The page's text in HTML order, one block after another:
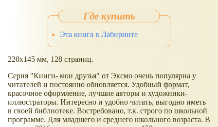
Эта книга в Лабиринте
220x145 мм, 128 страниц.
Серия "Книги- мои друзья" от Эксмо очень популярна у
читателей и постоянно обновляется. Удобный формат,
красочное оформление, лучшие авторы и художники-
иллюстраторы. Интересно и удобно читать, выгодно иметь
в своей библиотеке. Востребовано, т.к. строго по школьной
программе. Для младшего и среднего школьного возраста. В